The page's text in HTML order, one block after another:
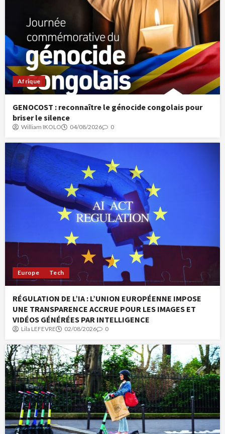
Afrique
GENOCOST : reconnaître le génocide congolais pour
briser le silence
William IKOLO 04/08/2026 0
Europe Tech
RÉGULATION DE L’IA : L’UNION EUROPÉENNE IMPOSE
UNE TRANSPARENCE ACCRUE POUR LES IMAGES ET
VIDÉOS GÉNÉRÉES PAR INTELLIGENCE
Lila LEFEVRE 02/08/2026 0